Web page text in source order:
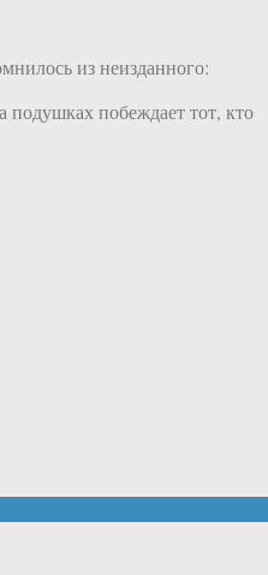
из неизданного:
подушках побеждает тот, кто